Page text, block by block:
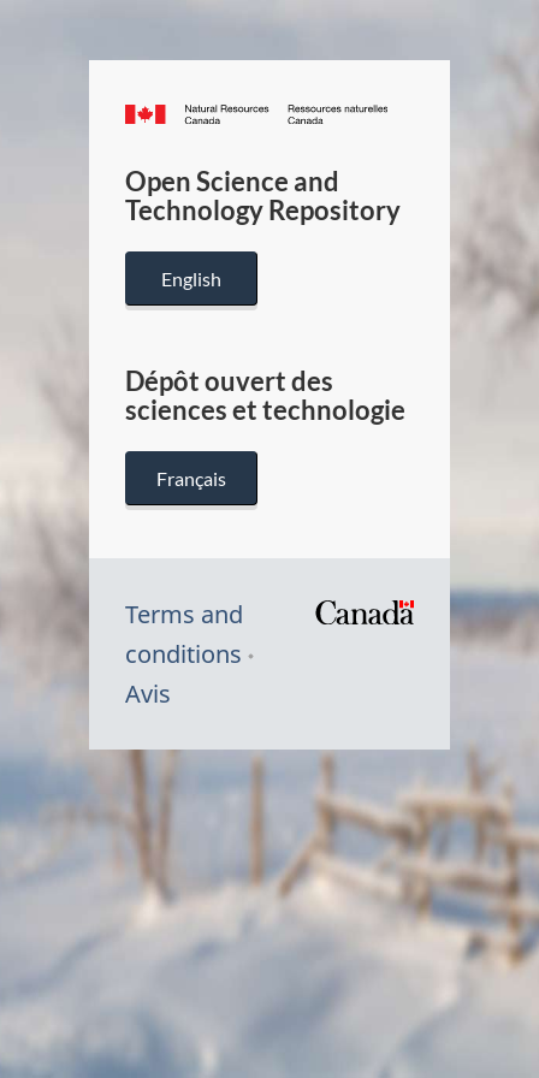
Canada.ca
/
Canada
Open Science and
Technology Repository
English
Dépôt ouvert des
sciences et technologie
Français
Terms and
conditions
Avis
Symbole
Canada